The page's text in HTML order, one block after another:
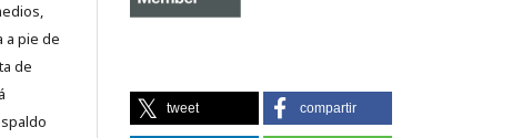
a pie de
de
tweet compartir